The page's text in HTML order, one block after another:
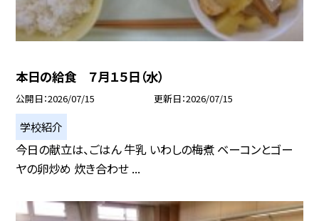
本日の給食 ７月１５日（水）
公開日 2026/07/15 更新日 2026/07/15
学校紹介
今日の献立は、ごはん 牛乳 いわしの梅煮 ベーコンとゴー
ヤの卵炒め 炊き合わせ ...